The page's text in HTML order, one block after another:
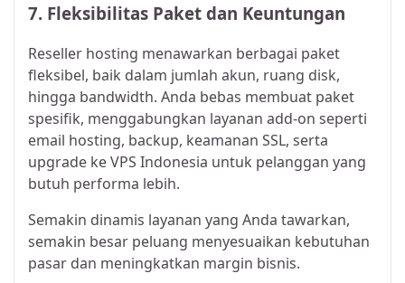
7. Fleksibilitas Paket dan Keuntungan
Reseller hosting menawarkan berbagai paket
fleksibel, baik dalam jumlah akun, ruang disk,
hingga bandwidth. Anda bebas membuat paket
spesifik, menggabungkan layanan add-on seperti
email hosting, backup, keamanan SSL, serta
upgrade ke VPS Indonesia untuk pelanggan yang
butuh performa lebih.
Semakin dinamis layanan yang Anda tawarkan,
semakin besar peluang menyesuaikan kebutuhan
pasar dan meningkatkan margin bisnis.​